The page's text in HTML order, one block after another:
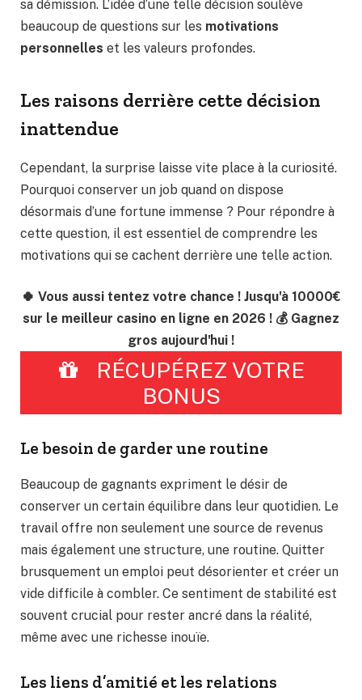
sa démission. L’idée d’une telle décision soulève
beaucoup de questions sur les motivations
personnelles et les valeurs profondes.
Les raisons derrière cette décision
inattendue
Cependant, la surprise laisse vite place à la curiosité.
Pourquoi conserver un job quand on dispose
désormais d’une fortune immense ? Pour répondre à
cette question, il est essentiel de comprendre les
motivations qui se cachent derrière une telle action.
🍀 Vous aussi tentez votre chance ! Jusqu'à 10000€
sur le meilleur casino en ligne en 2026 ! 💰 Gagnez
gros aujourd'hui !
RÉCUPÉREZ VOTRE
BONUS
Le besoin de garder une routine
Beaucoup de gagnants expriment le désir de
conserver un certain équilibre dans leur quotidien. Le
travail offre non seulement une source de revenus
mais également une structure, une routine. Quitter
brusquement un emploi peut désorienter et créer un
vide difficile à combler. Ce sentiment de stabilité est
souvent crucial pour rester ancré dans la réalité,
même avec une richesse inouïe.
Les liens d’amitié et les relations